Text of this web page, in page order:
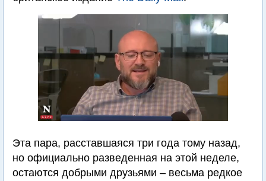
Эта пара, расставшаяся три года тому назад,
но официально разведенная на этой неделе,
остаются добрыми друзьями – весьма редкое